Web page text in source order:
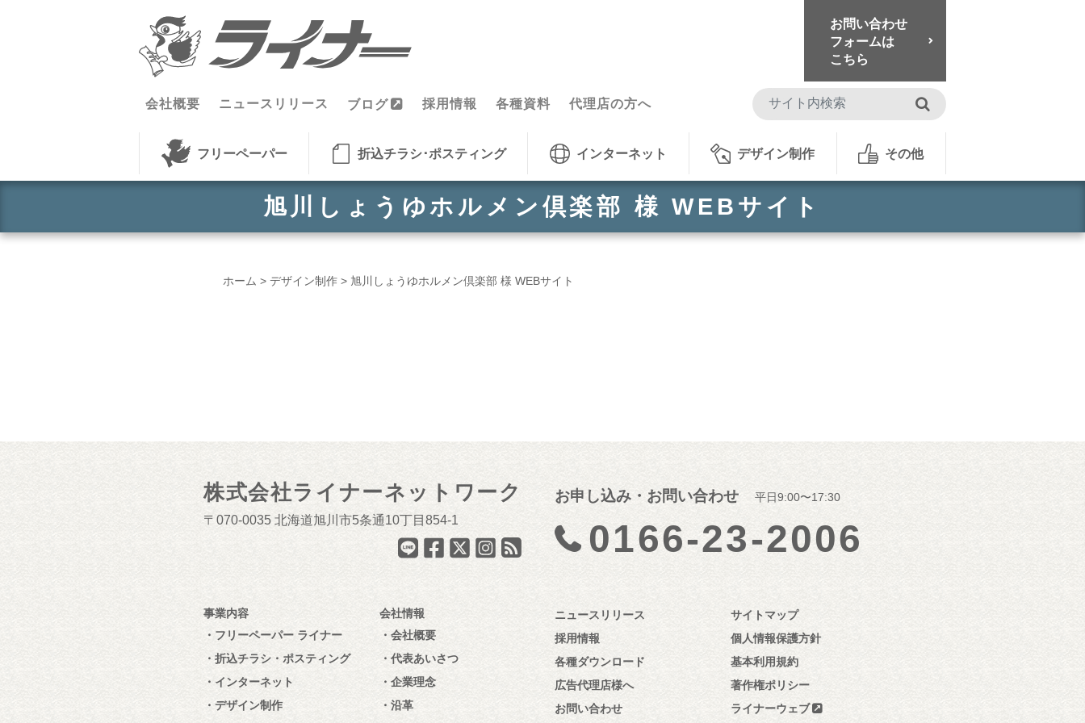
お問い合わせ
フォームは
こちら
会社概要 ニュースリリース ブログ 採用情報 各種資料 代理店の方へ 検索
フリーペーパー 折込チラシ･ポスティング インターネット デザイン制作 その他
旭川しょうゆホルメン倶楽部 様 WEBサイト
ホーム > デザイン制作 > 旭川しょうゆホルメン倶楽部 様 WEBサイト
株式会社ライナーネットワーク
070-0035 北海道旭川市5条通10丁目854-1
お申し込み・お問い合わせ 平日9:00〜17:30
0166-23-2006
事業内容
フリーペーパー ライナー
折込チラシ・ポスティング
インターネット
デザイン制作
会社情報
会社概要
代表あいさつ
企業理念
沿革
ニュースリリース
採用情報
各種ダウンロード
広告代理店様へ
お問い合わせ
サイトマップ
個人情報保護方針
基本利用規約
著作権ポリシー
ライナーウェブ